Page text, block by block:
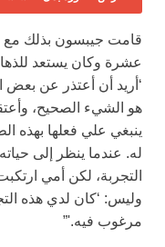
قامت جيبسون بذلك مع
عشرة وكان يستعد
‘أريد أن أعتذر عن بعض
هو الشيء الصحيح،
ينبغي علي فعلها بهذه
له. عندما ينظر إلى
التجربة، لكن أمي
وليس: ‘كان لدي هذه
مرغوب فيه.'”